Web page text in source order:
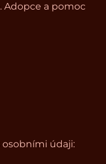
Adopce a pomoc
údaji: